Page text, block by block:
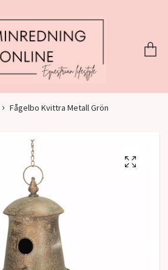
Fågelbo Kvittra Metall Grön